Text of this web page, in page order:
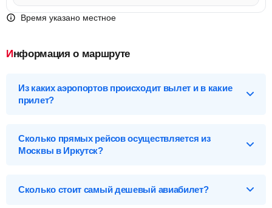
Время указано местное
Информация о маршруте
Из каких аэропортов происходит вылет и в какие
прилет?
Москва (MOW), Россия
Жуковский (Раменское)-ZIA
Сколько прямых рейсов осуществляется из
Москвы в Иркутск?
осуществляет авиакомпания Уральские авиалинии - 50
Сколько стоит самый дешевый авиабилет?